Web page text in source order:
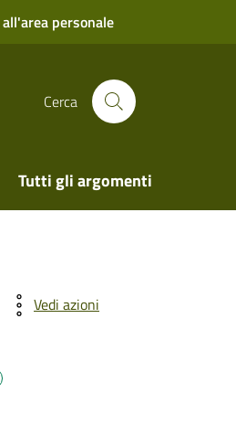
personale
Cerca
Tutti gli argomenti
Vedi azioni